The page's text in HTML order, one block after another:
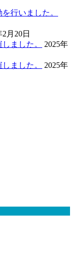
行いました。
2月20日
ました。
2025年
ました。
2025年